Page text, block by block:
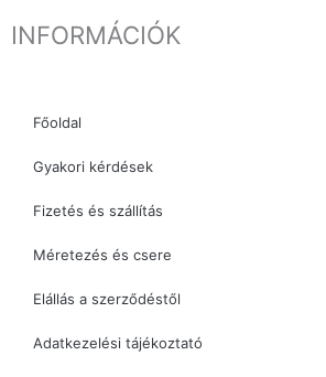
e
o
t
m
t
INFORMÁCIÓK
Főoldal
Gyakori kérdések
Fizetés és szállítás
Méretezés és csere
Elállás a szerződéstől
Adatkezelési tájékoztató